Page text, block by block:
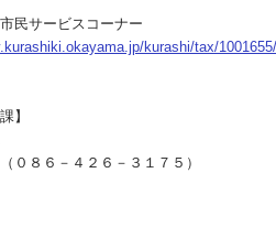
民サービスコーナー
kurashi/tax/
】
２６－３１７５）